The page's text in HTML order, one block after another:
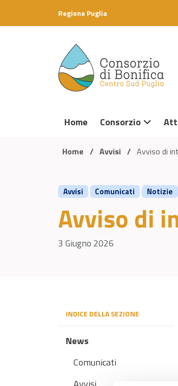
Regione Puglia
Home Consorzio
Home / Avvisi / Avviso di
Avvisi Comunicati Notizie
Avviso di
3 Giugno 2026
INDICE DELLA SEZIONE
News
Comunicati